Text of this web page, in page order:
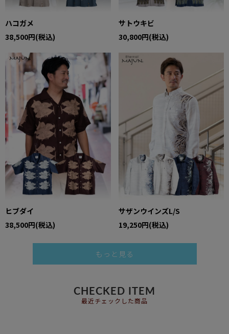
ハコガメ
38,500円(税込)
サトウキビ
30,800円(税込)
ヒブダイ
38,500円(税込)
サザンウインズL/S
19,250円(税込)
もっと見る
CHECKED ITEM
最近チェックした商品